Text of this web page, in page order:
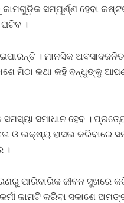
ସମ୍ପୂର୍ଣ୍ଣ ହେବା
।
। ମାନସିକ
ମିଠା କଥା କହି ବନ୍ଧୁଙ୍କୁ
ସମାଧାନ ହେବ ।
ଓ ଲକ୍ଷ୍ୟ ହାସଲ କରିବାରେ
।
ପାରିବାରିକ ଜୀବନ ସୁଖରେ
କାମଟି କରିବା ସକାଶେ